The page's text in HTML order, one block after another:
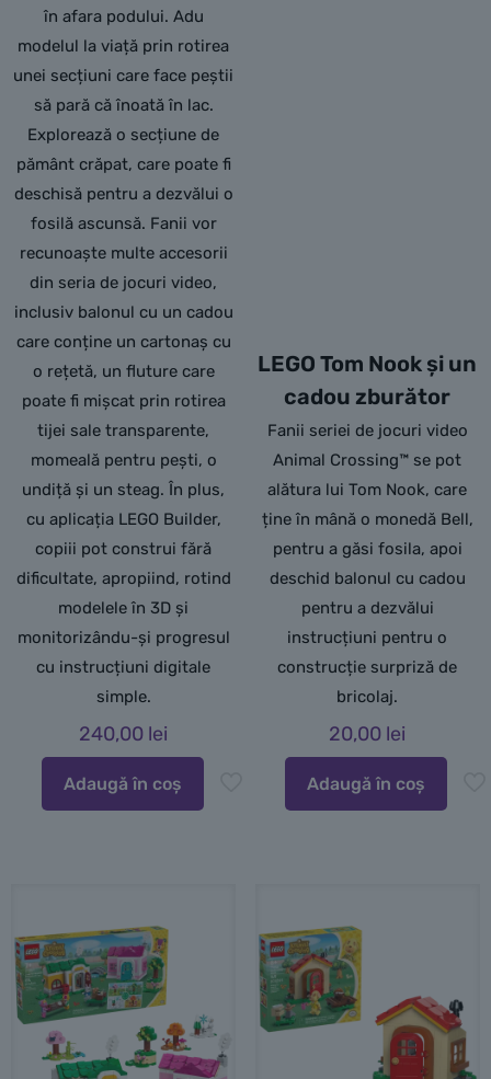
în afara podului. Adu
modelul la viață prin rotirea
unei secțiuni care face peștii
să pară că înoată în lac.
Explorează o secțiune de
pământ crăpat, care poate fi
deschisă pentru a dezvălui o
fosilă ascunsă. Fanii vor
recunoaște multe accesorii
din seria de jocuri video,
inclusiv balonul cu un cadou
care conține un cartonaș cu
o rețetă, un fluture care
poate fi mișcat prin rotirea
tijei sale transparente,
momeală pentru pești, o
undiță și un steag. În plus,
cu aplicația LEGO Builder,
copiii pot construi fără
dificultate, apropiind, rotind
modelele în 3D și
monitorizându-și progresul
cu instrucțiuni digitale
simple.
240,00 lei
Adaugă în coș
LEGO Tom Nook și un
cadou zburător
Fanii seriei de jocuri video
Animal Crossing™ se pot
alătura lui Tom Nook, care
ține în mână o monedă Bell,
pentru a găsi fosila, apoi
deschid balonul cu cadou
pentru a dezvălui
instrucțiuni pentru o
construcție surpriză de
bricolaj.
20,00 lei
Adaugă în coș